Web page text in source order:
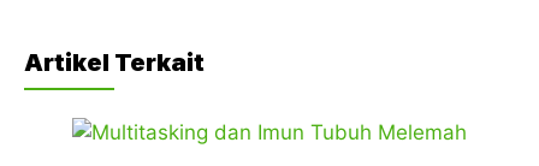
a
c
w
i
h
a
t
e
t
Artikel Terkait